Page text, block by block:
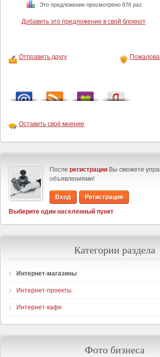
Это предложение просмотрено 876 раз
Добавить это предложение в свой блокнот
Отправить другу
Оставить своё мнение
После регистрации Вы сможете
объявлениями!
Вход
Регистрация
Выберите один населенный пункт
Категории раздела
Интернет-магазины
Интернет-проекты
Интернет-кафе
Фото бизнеса